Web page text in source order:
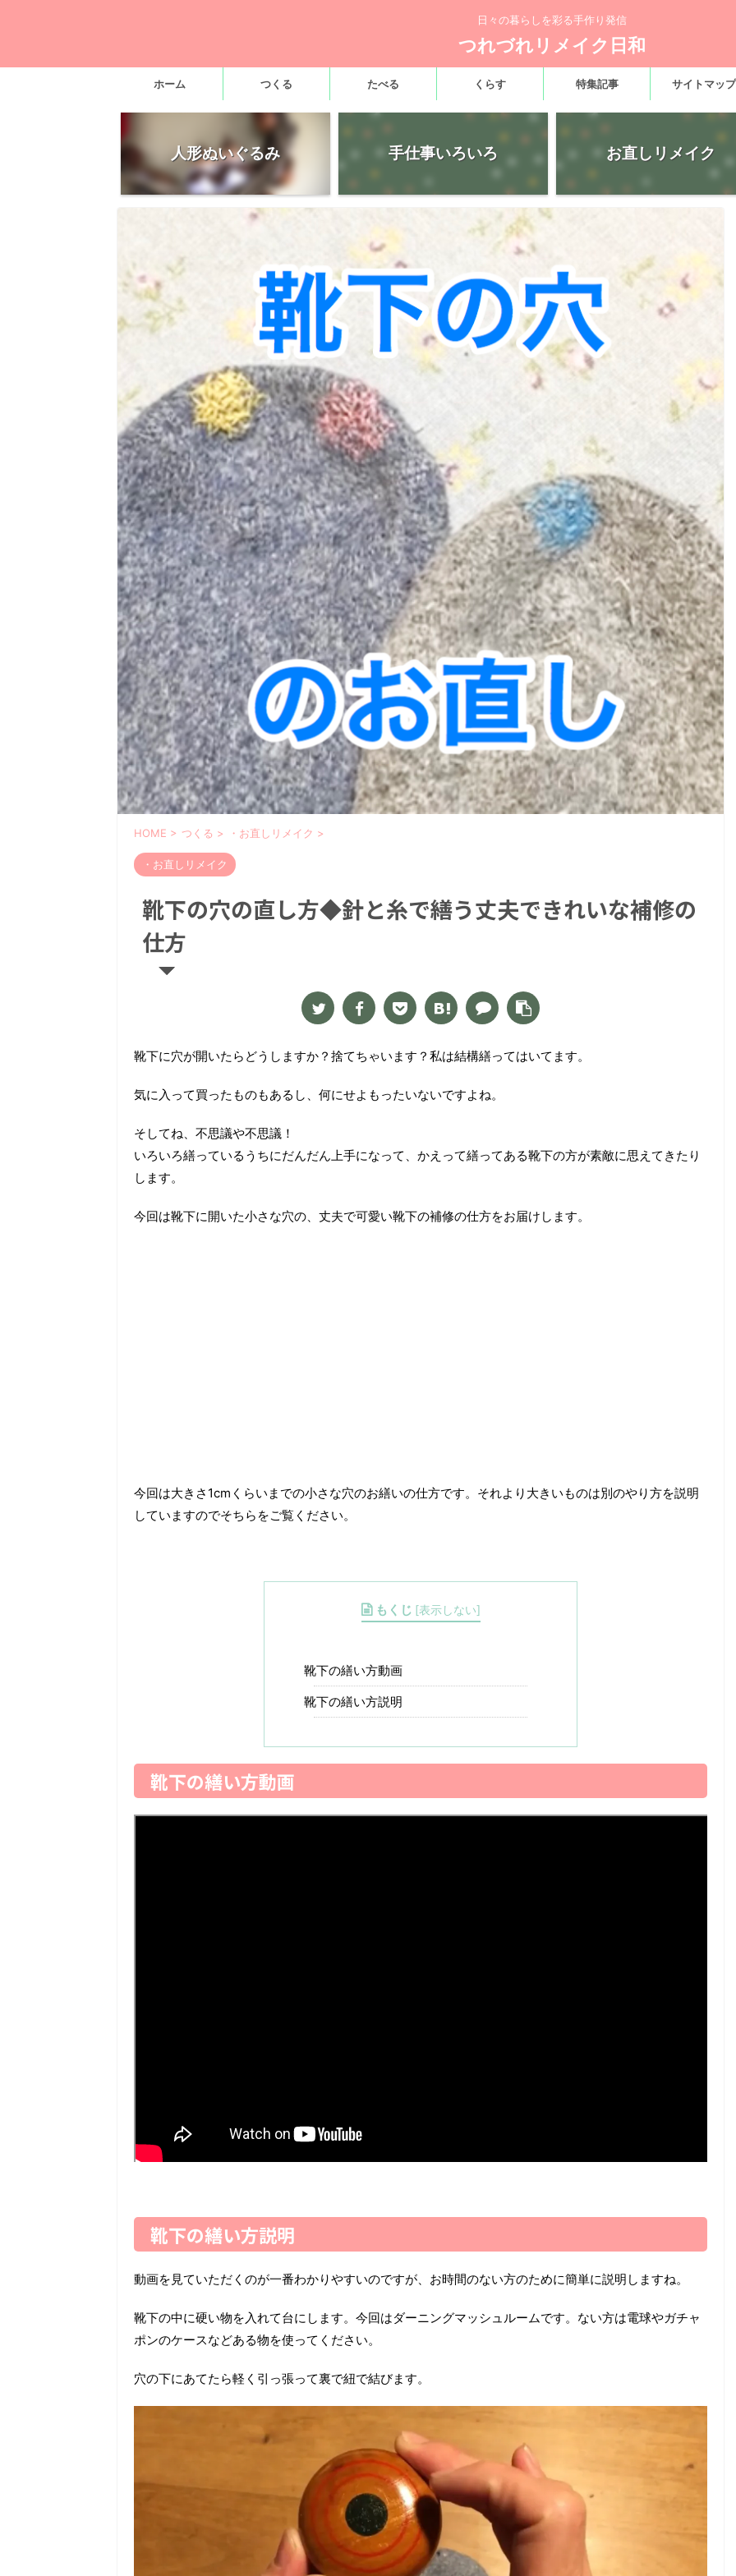
日々の暮らしを彩る手作り発信
つれづれリメイク日和
ホーム つくる たべる くらす 特集記事 サイトマップ
人形ぬいぐるみ 手仕事いろいろ お直しリメイク
HOME > つくる > ・お直しリメイク >
・お直しリメイク
靴下の穴の直し方◆針と糸で繕う丈夫できれいな補修の
仕方
靴下に穴が開いたらどうしますか？捨てちゃいます？私は結構繕ってはいてます。
気に入って買ったものもあるし、何にせよもったいないですよね。
そしてね、不思議や不思議！
いろいろ繕っているうちにだんだん上手になって、かえって繕ってある靴下の方が素敵に思えてきたり
します。
今回は靴下に開いた小さな穴の、丈夫で可愛い靴下の補修の仕方をお届けします。
今回は大きさ1cmくらいまでの小さな穴のお繕いの仕方です。それより大きいものは別のやり方を説明
していますのでそちらをご覧ください。
もくじ [表示しない]
靴下の繕い方動画
靴下の繕い方説明
靴下の繕い方動画
靴下の繕い方説明
動画を見ていただくのが一番わかりやすいのですが、お時間のない方のために簡単に説明しますね。
靴下の中に硬い物を入れて台にします。今回はダーニングマッシュルームです。ない方は電球やガチャ
ポンのケースなどある物を使ってください。
穴の下にあてたら軽く引っ張って裏で紐で結びます。